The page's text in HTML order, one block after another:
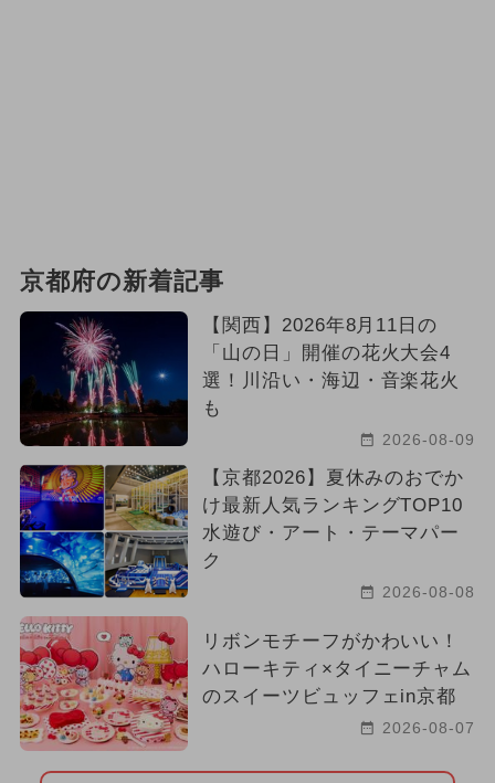
京都府の新着記事
【関西】2026年8月11日の
「山の日」開催の花火大会4
選！川沿い・海辺・音楽花火
も
2026-08-09
【京都2026】夏休みのおでか
け最新人気ランキングTOP10
水遊び・アート・テーマパー
ク
2026-08-08
リボンモチーフがかわいい！
ハローキティ×タイニーチャム
のスイーツビュッフェin京都
2026-08-07